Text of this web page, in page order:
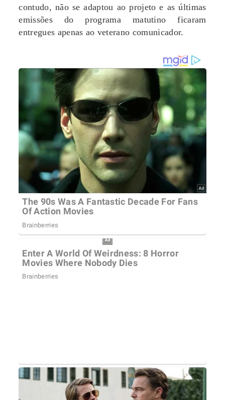
contudo, não se adaptou ao projeto e as últimas
emissões do programa matutino ficaram
entregues apenas ao veterano comunicador.